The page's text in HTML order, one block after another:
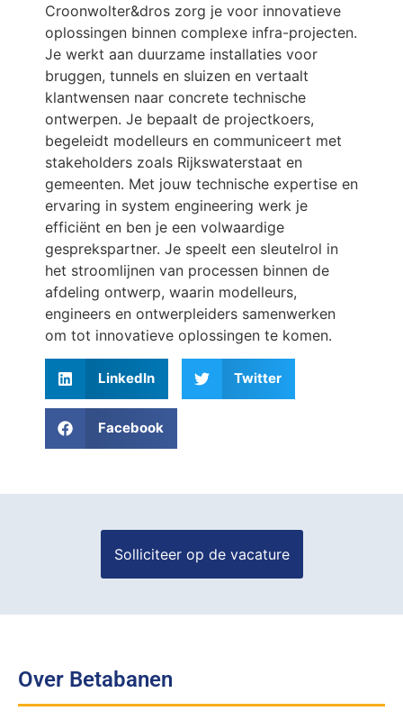
Croonwolter&dros zorg je voor innovatieve
oplossingen binnen complexe infra-projecten.
Je werkt aan duurzame installaties voor
bruggen, tunnels en sluizen en vertaalt
klantwensen naar concrete technische
ontwerpen. Je bepaalt de projectkoers,
begeleidt modelleurs en communiceert met
stakeholders zoals Rijkswaterstaat en
gemeenten. Met jouw technische expertise en
ervaring in system engineering werk je
efficiënt en ben je een volwaardige
gesprekspartner. Je speelt een sleutelrol in
het stroomlijnen van processen binnen de
afdeling ontwerp, waarin modelleurs,
engineers en ontwerpleiders samenwerken
om tot innovatieve oplossingen te komen.
LinkedIn Twitter
Facebook
Over Betabanen